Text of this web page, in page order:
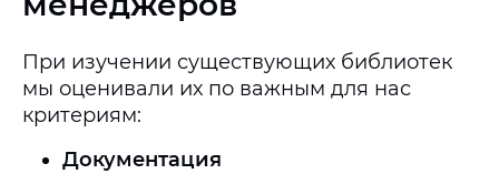
При изучении существующих библиотек
мы оценивали их по важным для нас
критериям:
Документация